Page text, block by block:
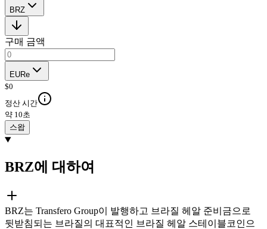
BRZ
구매 금액
EURe
$0
정산 시간
약 10초
스왑
BRZ에 대하여
BRZ는 Transfero Group이 발행하고 브라질 헤알 준비금으로
뒷받침되는 브라질의 대표적인 브라질 헤알 스테이블코인으